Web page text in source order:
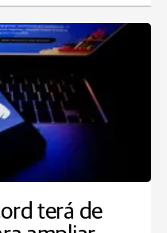
terá de